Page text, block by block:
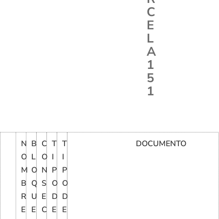
C
E
L
A
1
5
1
N
O
M
B
R
E
B
L
O
Q
U
E
C
O
N
S
E
C
T
I
P
O
D
E
T
I
P
O
D
E
DOCUMENTO